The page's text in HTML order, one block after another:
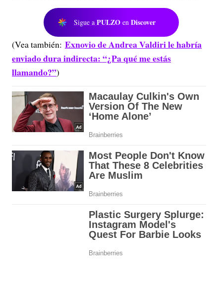
Sigue a PULZO en Discover
(Vea también: Exnovio de Andrea Valdiri le habría
enviado dura indirecta: “¿Pa qué me estás
llamando?”)